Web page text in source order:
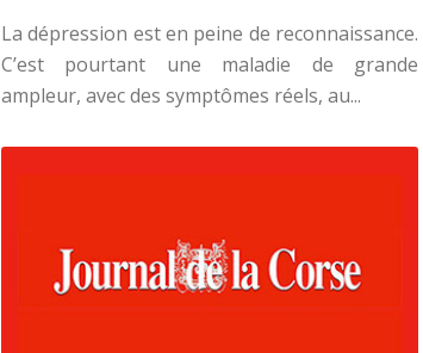
La dépression est en peine de reconnaissance.
C’est pourtant une maladie de grande
ampleur, avec des symptômes réels, au...